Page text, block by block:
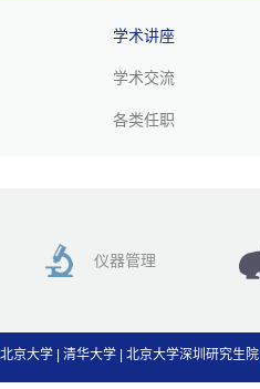
学术讲座
学术交流
各类任职
仪器管理
北京大学 清华大学 北京大学深圳研究生院